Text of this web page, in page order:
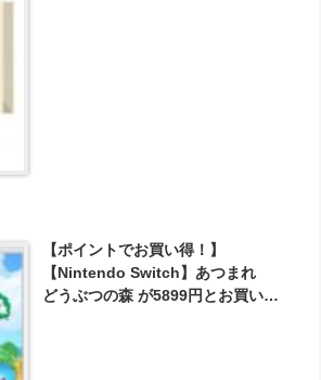
【ポイントでお買い得！】
【Nintendo Switch】あつまれ
どうぶつの森 が5899円とお買い